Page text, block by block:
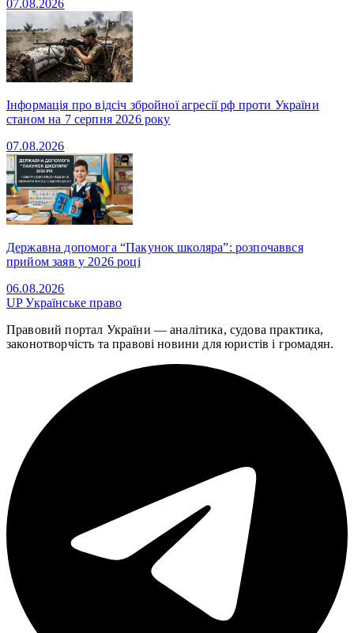
07.08.2026
Інформація про відсіч збройної агресії рф проти України
станом на 7 серпня 2026 року
07.08.2026
Державна допомога “Пакунок школяра”: розпочаввся
прийом заяв у 2026 році
06.08.2026
UPУкраїнське право
Правовий портал України — аналітика, судова практика,
законотворчість та правові новини для юристів і громадян.